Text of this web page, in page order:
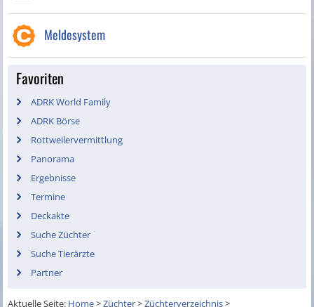
Meldesystem
Favoriten
ADRK World Family
ADRK Börse
Rottweilervermittlung
Panorama
Ergebnisse
Termine
Deckakte
Suche Züchter
Suche Tierärzte
Partner
Aktuelle Seite: Home>Züchter>Züchterverzeichnis>